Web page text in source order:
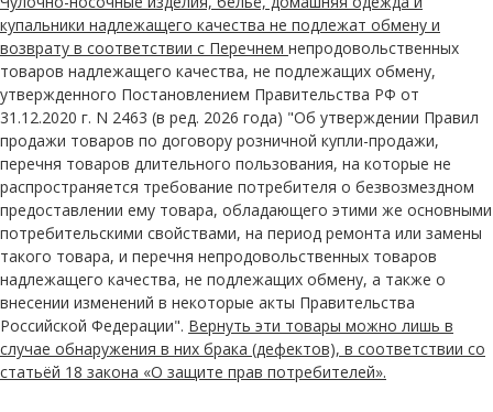
купальники надлежащего качества не подлежат обмену и
возврату в соответствии с Перечнем непродовольственных
товаров надлежащего качества, не подлежащих обмену,
утвержденного Постановлением Правительства РФ от
31.12.2020 г. N 2463 (в ред. 2026 года) "Об утверждении Правил
продажи товаров по договору розничной купли-продажи,
перечня товаров длительного пользования, на которые не
распространяется требование потребителя о безвозмездном
предоставлении ему товара, обладающего этими же основными
потребительскими свойствами, на период ремонта или замены
такого товара, и перечня непродовольственных товаров
надлежащего качества, не подлежащих обмену, а также о
внесении изменений в некоторые акты Правительства
Российской Федерации". Вернуть эти товары можно лишь в
случае обнаружения в них брака (дефектов), в соответствии со
статьёй 18 закона «О защите прав потребителей».